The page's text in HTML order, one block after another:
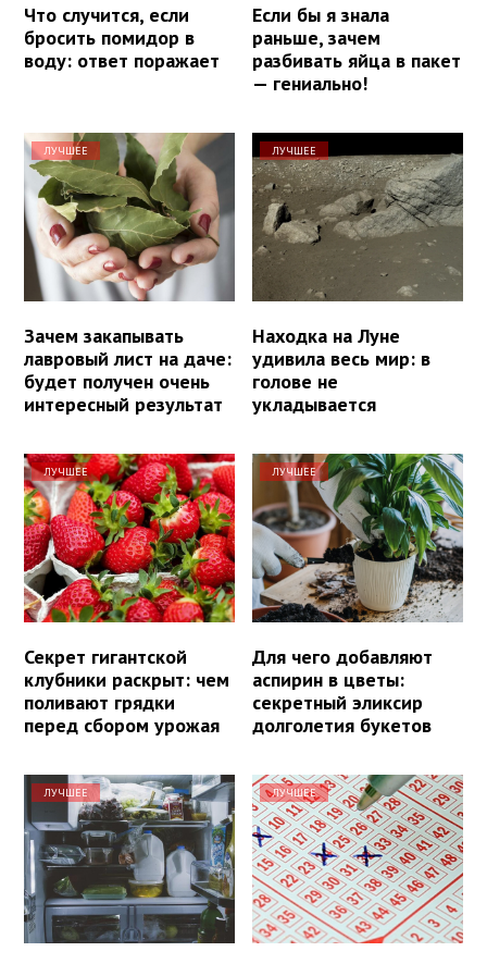
Что случится, если
бросить помидор в
воду: ответ поражает
Если бы я знала
раньше, зачем
разбивать яйца в пакет
— гениально!
ЛУЧШЕЕ
Зачем закапывать
лавровый лист на даче:
будет получен очень
интересный результат
ЛУЧШЕЕ
Находка на Луне
удивила весь мир: в
голове не
укладывается
ЛУЧШЕЕ
Секрет гигантской
клубники раскрыт: чем
поливают грядки
перед сбором урожая
ЛУЧШЕЕ
Для чего добавляют
аспирин в цветы:
секретный эликсир
долголетия букетов
ЛУЧШЕЕ ЛУЧШЕЕ